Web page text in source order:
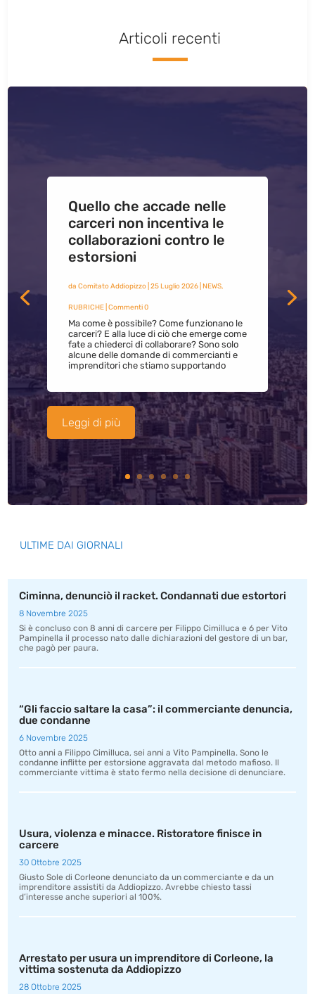
Articoli recenti
Quello che accade nelle
carceri non incentiva le
collaborazioni contro le
estorsioni
da Comitato Addiopizzo| 25 Luglio 2026| NEWS,
RUBRICHE| Commenti 0
Ma come è possibile? Come funzionano le
carceri? E alla luce di ciò che emerge come
fate a chiederci di collaborare? Sono solo
alcune delle domande di commercianti e
imprenditori che stiamo supportando
Leggi di più
ULTIME DAI GIORNALI
Ciminna, denunciò il racket. Condannati due estortori
8 Novembre 2025
Si è concluso con 8 anni di carcere per Filippo Cimilluca e 6 per Vito
Pampinella il processo nato dalle dichiarazioni del gestore di un bar,
che pagò per paura.
“Gli faccio saltare la casa”: il commerciante denuncia,
due condanne
6 Novembre 2025
Otto anni a Filippo Cimilluca, sei anni a Vito Pampinella. Sono le
condanne inflitte per estorsione aggravata dal metodo mafioso. Il
commerciante vittima è stato fermo nella decisione di denunciare.
Usura, violenza e minacce. Ristoratore finisce in
carcere
30 Ottobre 2025
Giusto Sole di Corleone denunciato da un commerciante e da un
imprenditore assistiti da Addiopizzo. Avrebbe chiesto tassi
d’interesse anche superiori al 100%.
Arrestato per usura un imprenditore di Corleone, la
vittima sostenuta da Addiopizzo
28 Ottobre 2025